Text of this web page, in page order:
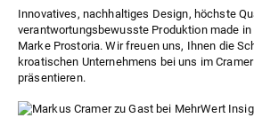
Innovatives, nachhaltiges Design, höchste
verantwortungsbewusste Produktion made
Marke Prostoria. Wir freuen uns, Ihnen die
kroatischen Unternehmens bei uns im
präsentieren.